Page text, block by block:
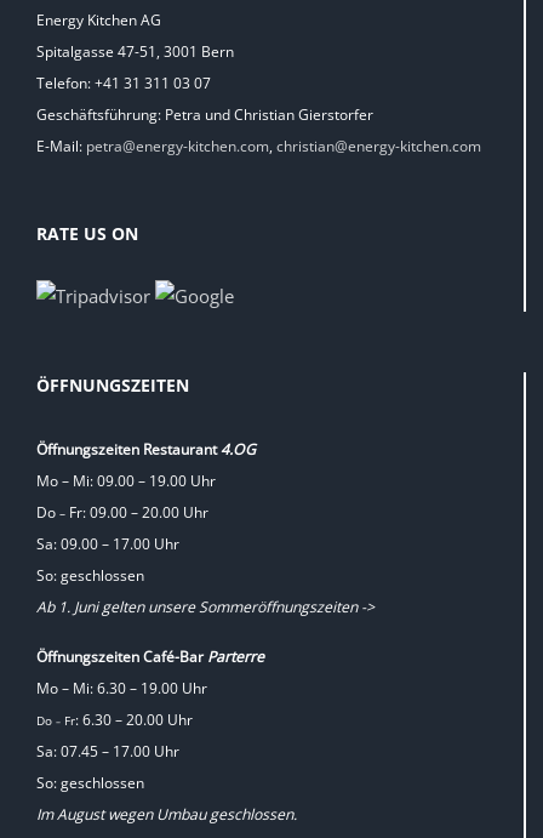
Energy Kitchen AG
Spitalgasse 47-51, 3001 Bern
Telefon: +41 31 311 03 07
Geschäftsführung: Petra und Christian Gierstorfer
E-Mail: petra@energy-kitchen.com, christian@energy-kitchen.com
RATE US ON
ÖFFNUNGSZEITEN
Öffnungszeiten Restaurant4.OG
Mo – Mi: 09.00 – 19.00 Uhr
Do – Fr: 09.00 – 20.00 Uhr
Sa: 09.00 – 17.00 Uhr
So: geschlossen
Ab 1. Juni gelten unsere Sommeröffnungszeiten ->
Öffnungszeiten Café-BarParterre
Mo – Mi: 6.30 – 19.00 Uhr
Do – Fr: 6.30 – 20.00 Uhr
Sa: 07.45 – 17.00 Uhr
So: geschlossen
Im August wegen Umbau geschlossen.